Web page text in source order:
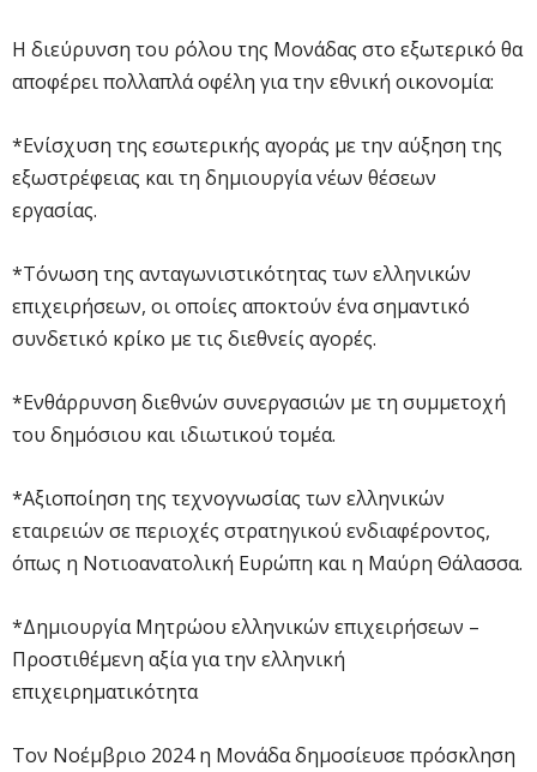
Η διεύρυνση του ρόλου της Μονάδας στο εξωτερικό θα
αποφέρει πολλαπλά οφέλη για την εθνική οικονομία:
*Ενίσχυση της εσωτερικής αγοράς με την αύξηση της
εξωστρέφειας και τη δημιουργία νέων θέσεων
εργασίας.
*Τόνωση της ανταγωνιστικότητας των ελληνικών
επιχειρήσεων, οι οποίες αποκτούν ένα σημαντικό
συνδετικό κρίκο με τις διεθνείς αγορές.
*Ενθάρρυνση διεθνών συνεργασιών με τη συμμετοχή
του δημόσιου και ιδιωτικού τομέα.
*Αξιοποίηση της τεχνογνωσίας των ελληνικών
εταιρειών σε περιοχές στρατηγικού ενδιαφέροντος,
όπως η Νοτιοανατολική Ευρώπη και η Μαύρη Θάλασσα.
*Δημιουργία Μητρώου ελληνικών επιχειρήσεων –
Προστιθέμενη αξία για την ελληνική
επιχειρηματικότητα
Τον Νοέμβριο 2024 η Μονάδα δημοσίευσε πρόσκληση